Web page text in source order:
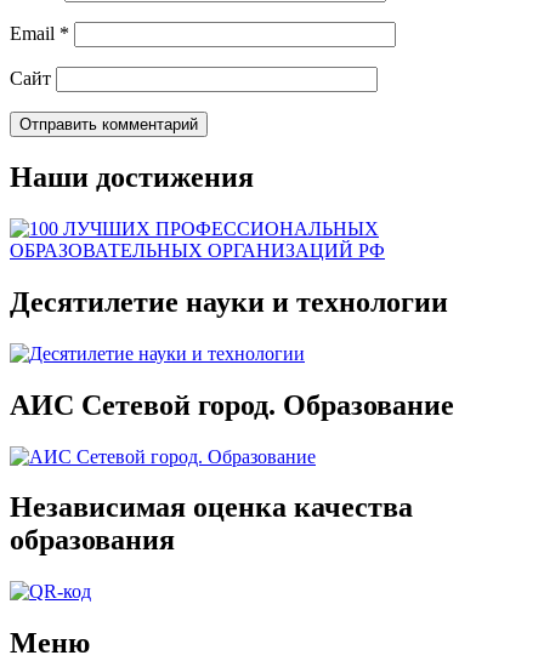
Email *
Сайт
Наши достижения
Десятилетие науки и технологии
АИС Сетевой город. Образование
Независимая оценка качества
образования
Меню